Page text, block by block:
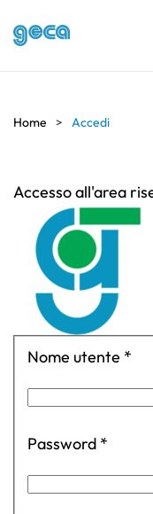
Home Accedi
Accesso all'area
Nome utente *
Password*